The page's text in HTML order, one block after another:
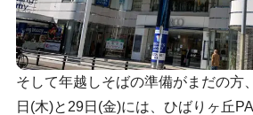
そして年越しそばの準備がまだの方
日(木)と29日(金)には、ひばりヶ丘